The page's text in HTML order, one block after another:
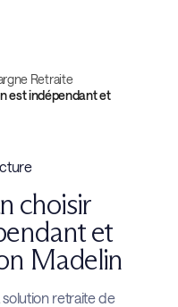
Retraite
est indépendant et
choisir
et
Madelin
solution retraite de